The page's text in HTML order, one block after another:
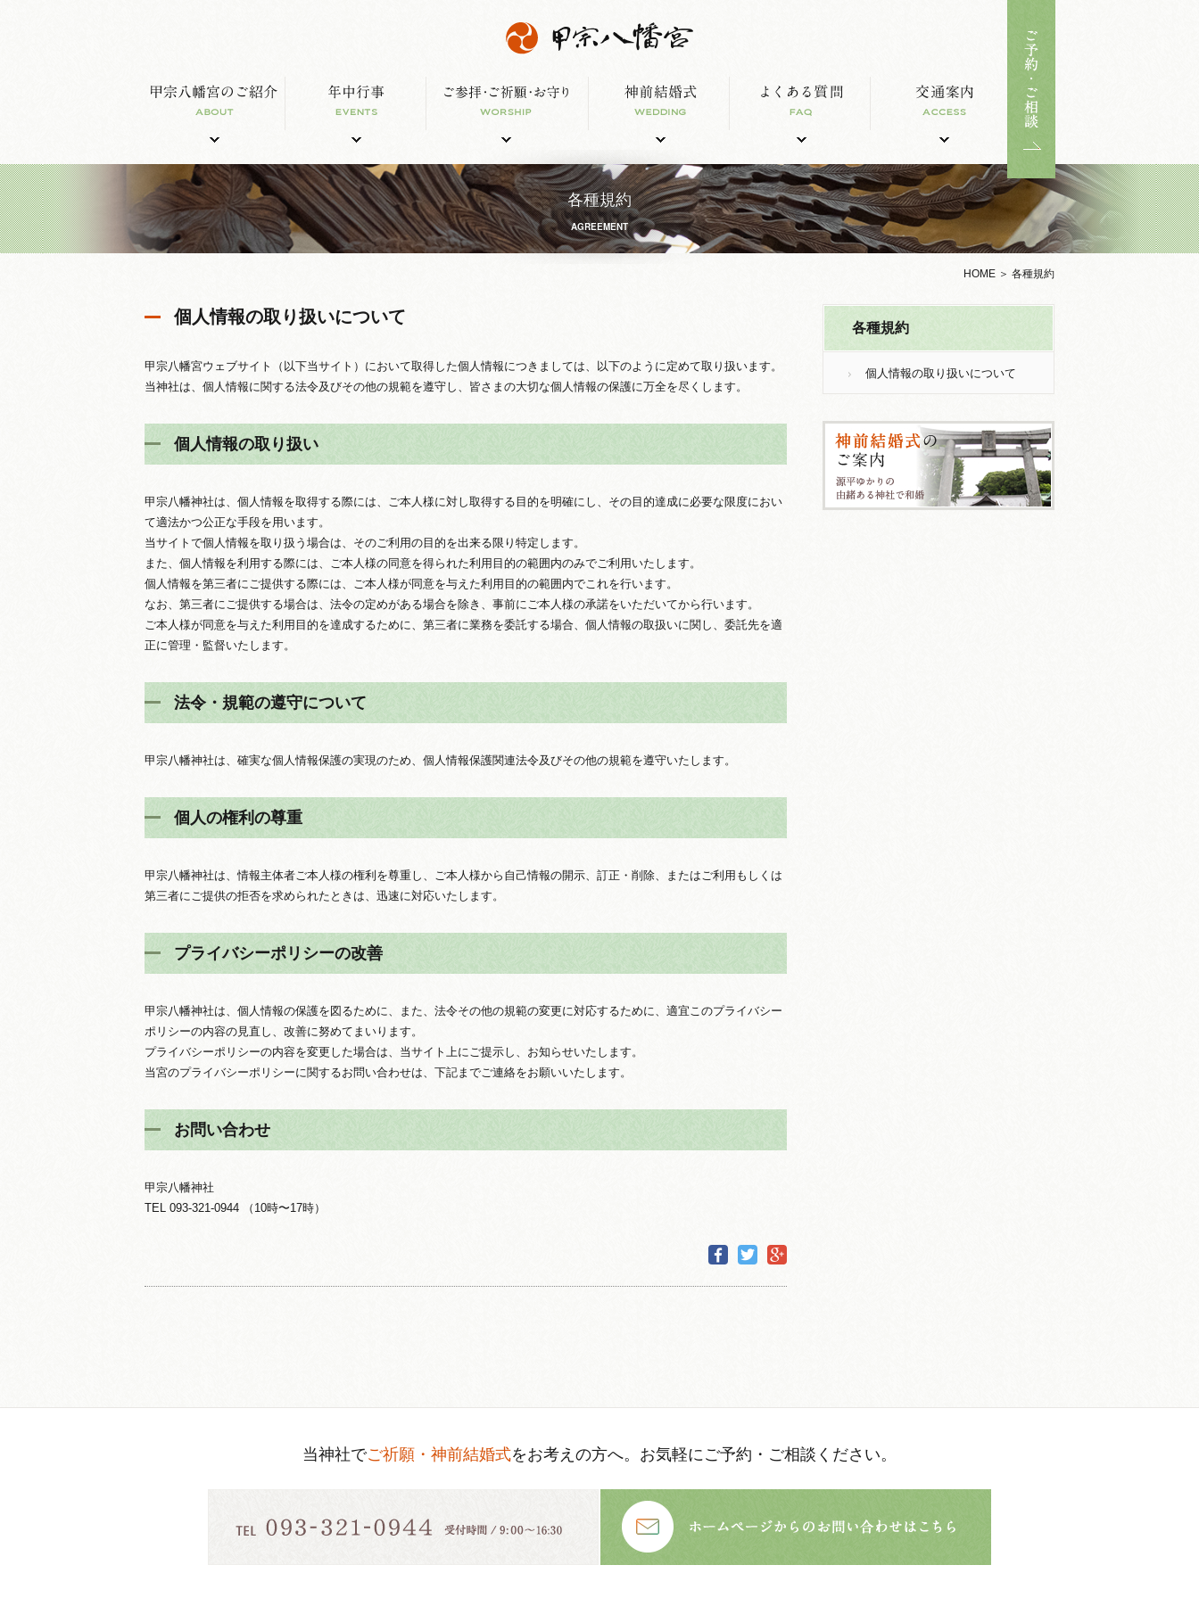
各種規約
AGREEMENT
HOME ＞ 各種規約
個人情報の取り扱いについて
甲宗八幡宮ウェブサイト（以下当サイト）において取得した個人情報につきましては、以下のように定めて取り扱います。
当神社は、個人情報に関する法令及びその他の規範を遵守し、皆さまの大切な個人情報の保護に万全を尽くします。
個人情報の取り扱い
甲宗八幡神社は、個人情報を取得する際には、ご本人様に対し取得する目的を明確にし、その目的達成に必要な限度におい
て適法かつ公正な手段を用います。
当サイトで個人情報を取り扱う場合は、そのご利用の目的を出来る限り特定します。
また、個人情報を利用する際には、ご本人様の同意を得られた利用目的の範囲内のみでご利用いたします。
個人情報を第三者にご提供する際には、ご本人様が同意を与えた利用目的の範囲内でこれを行います。
なお、第三者にご提供する場合は、法令の定めがある場合を除き、事前にご本人様の承諾をいただいてから行います。
ご本人様が同意を与えた利用目的を達成するために、第三者に業務を委託する場合、個人情報の取扱いに関し、委託先を適
正に管理・監督いたします。
法令・規範の遵守について
甲宗八幡神社は、確実な個人情報保護の実現のため、個人情報保護関連法令及びその他の規範を遵守いたします。
個人の権利の尊重
甲宗八幡神社は、情報主体者ご本人様の権利を尊重し、ご本人様から自己情報の開示、訂正・削除、またはご利用もしくは
第三者にご提供の拒否を求められたときは、迅速に対応いたします。
プライバシーポリシーの改善
甲宗八幡神社は、個人情報の保護を図るために、また、法令その他の規範の変更に対応するために、適宜このプライバシー
ポリシーの内容の見直し、改善に努めてまいります。
プライバシーポリシーの内容を変更した場合は、当サイト上にご提示し、お知らせいたします。
当宮のプライバシーポリシーに関するお問い合わせは、下記までご連絡をお願いいたします。
お問い合わせ
甲宗八幡神社
TEL 093-321-0944 （10時〜17時）
各種規約
個人情報の取り扱いについて
当神社でご祈願・神前結婚式をお考えの方へ。お気軽にご予約・ご相談ください。